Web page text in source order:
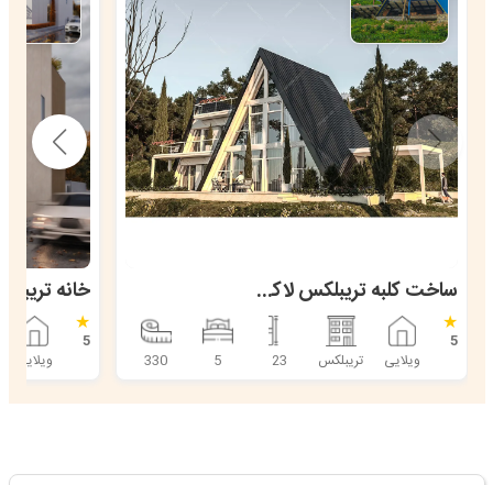
ساخت کلبه تریبلکس لاکچری در مازندران (جیجاد)
★
5
ویلایی
تریبلکس 23
5
330
★
5
ویلایی